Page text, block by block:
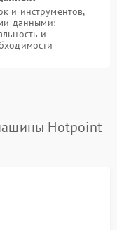
и инструментов,
данными:
и
Hotpoint